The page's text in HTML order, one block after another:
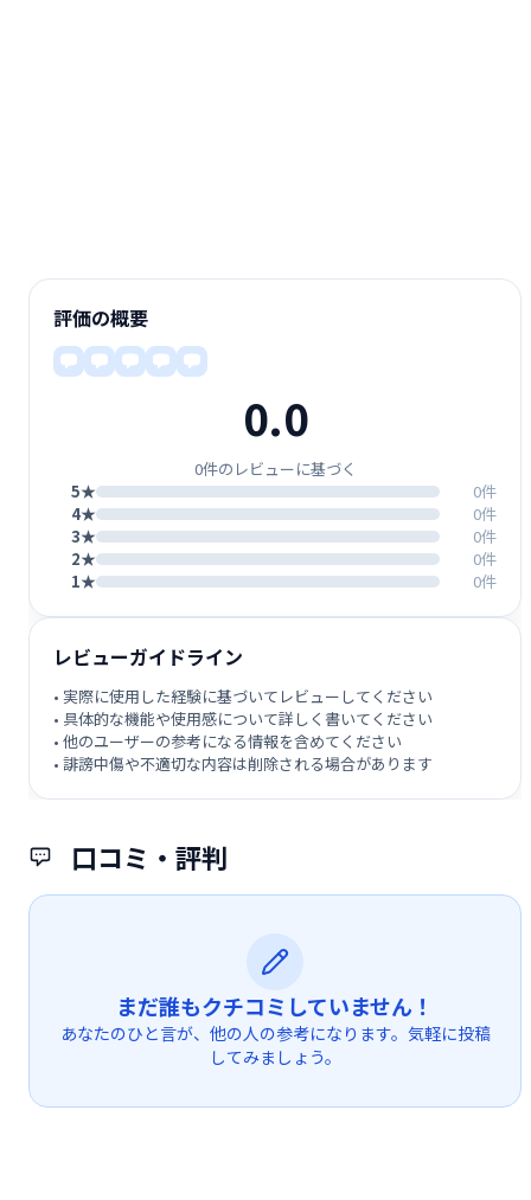
口コミ・評判
まだ誰もクチコミしていません！
あなたのひと言が、他の人の参考になります。気軽に投稿
してみましょう。
評価の概要
0.0
0件のレビューに基づく
5★
0件
4★
0件
3★
0件
2★
0件
1★
0件
レビューガイドライン
• 実際に使用した経験に基づいてレビューしてください
• 具体的な機能や使用感について詳しく書いてください
• 他のユーザーの参考になる情報を含めてください
• 誹謗中傷や不適切な内容は削除される場合があります